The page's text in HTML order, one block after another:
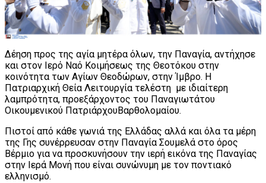
Δέηση προς της αγία μητέρα όλων, την Παναγία, αντήχησε
και στον Ιερό Ναό Κοιμήσεως της Θεοτόκου στην
κοινότητα των Αγίων Θεοδώρων, στην Ίμβρο. Η
Πατριαρχική Θεία Λειτουργία τελέστη με ιδιαίτερη
λαμπρότητα, προεξάρχοντος του Παναγιωτάτου
Οικουμενικού ΠατριάρχουΒαρθολομαίου.
Πιστοί από κάθε γωνιά της Ελλάδας αλλά και όλα τα μέρη
της Γης συνέρρευσαν στην Παναγία Σουμελά στο όρος
Βέρμιο για να προσκυνήσουν την ιερή εικόνα της Παναγίας
στην Ιερά Μονή που είναι συνώνυμη με τον ποντιακό
ελληνισμό.